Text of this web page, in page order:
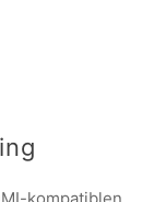
kompatiblen